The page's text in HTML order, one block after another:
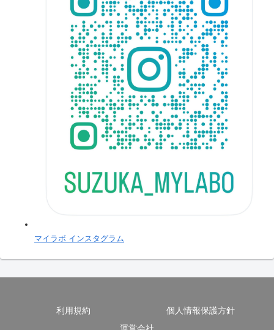
マイラボ インスタグラム
利用規約
個人情報保護方針
運営会社